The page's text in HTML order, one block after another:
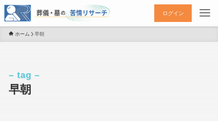
ログイン
ホーム 早朝
早朝
– tag –